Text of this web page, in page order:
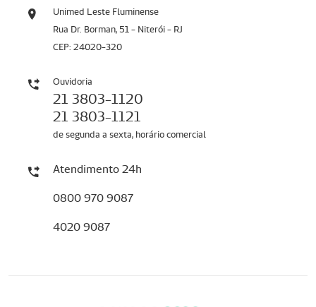
Unimed Leste Fluminense
Rua Dr. Borman, 51 - Niterói - RJ
CEP: 24020-320
Ouvidoria
21 3803-1120
21 3803-1121
de segunda a sexta, horário comercial
Atendimento 24h
0800 970 9087
4020 9087